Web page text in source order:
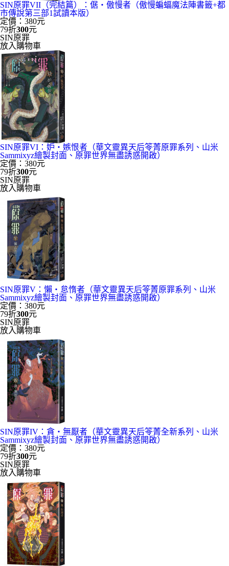
SIN原罪VII（完結篇）：倨‧傲慢者（傲慢蝙蝠魔法陣書籤+都
市傳說第三部1試讀本版）
定價：380元
79折300元
SIN原罪
放入購物車
SIN原罪VI：妒‧嫉恨者（華文靈異天后笭菁原罪系列、山米
Sammixyz繪製封面、原罪世界無盡誘惑開啟）
定價：380元
79折300元
SIN原罪
放入購物車
SIN原罪V：懶‧怠惰者（華文靈異天后笭菁原罪系列、山米
Sammixyz繪製封面、原罪世界無盡誘惑開啟）
定價：380元
79折300元
SIN原罪
放入購物車
SIN原罪IV：貪‧無厭者（華文靈異天后笭菁全新系列、山米
Sammixyz繪製封面、原罪世界無盡誘惑開啟）
定價：380元
79折300元
SIN原罪
放入購物車